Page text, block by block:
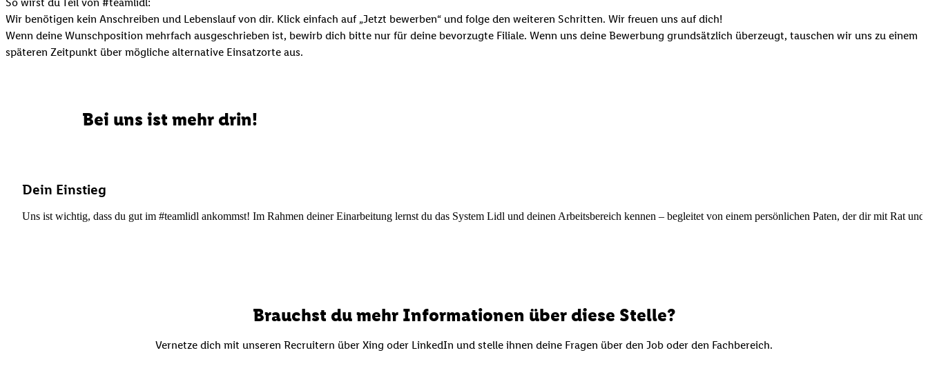
Wir benötigen kein Anschreiben und Lebenslauf von dir. Klick einfach auf „Jetzt bewerben“ und folge den weiteren Schritten. Wir freuen uns auf dich!
Wenn deine Wunschposition mehrfach ausgeschrieben ist, bewirb dich bitte nur für deine bevorzugte Filiale. Wenn uns deine Bewerbung grundsätzlich überzeugt, tauschen wir uns zu einem
späteren Zeitpunkt über mögliche alternative Einsatzorte aus.
Bei uns ist mehr drin!
Dein Einstieg
Uns ist wichtig, dass du gut im #teamlidl ankommst! Im Rahmen deiner Einarbeitung lernst du das System Lidl und deinen Arbeitsbereich kennen – begleitet von einem persönlichen Paten, der dir mit Rat und
Brauchst du mehr Informationen über diese Stelle?
Vernetze dich mit unseren Recruitern über Xing oder LinkedIn und stelle ihnen deine Fragen über den Job oder den Fachbereich.